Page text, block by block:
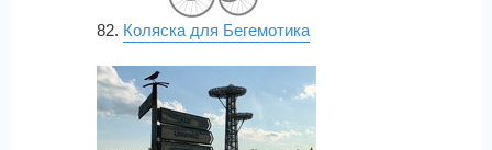
82. Коляска для Бегемотика